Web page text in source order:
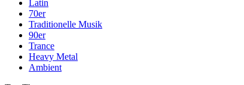
Latin
70er
Traditionelle Musik
90er
Trance
Heavy Metal
Ambient